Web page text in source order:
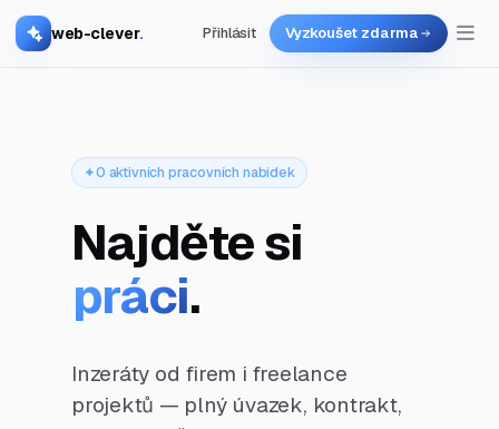
web-clever. Přihlásit Vyzkoušet zdarma
0 aktivních pracovních nabídek
Najděte si
práci.
Inzeráty od firem i freelance
projektů — plný úvazek, kontrakt,